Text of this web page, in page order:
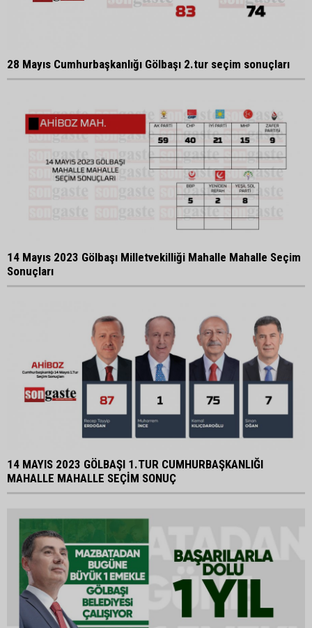
28 Mayıs Cumhurbaşkanlığı Gölbaşı 2.tur seçim sonuçları
14 Mayıs 2023 Gölbaşı Milletvekilliği Mahalle Mahalle Seçim
Sonuçları
14 MAYIS 2023 GÖLBAŞI 1.TUR CUMHURBAŞKANLIĞI
MAHALLE MAHALLE SEÇİM SONUÇ